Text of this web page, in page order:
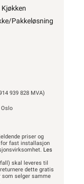
Kjøkken
Pakkeløsning
939 828 MVA)
Oslo
priser og
for fast installasjon
Les
skal leveres til
dette gratis
som selger samme